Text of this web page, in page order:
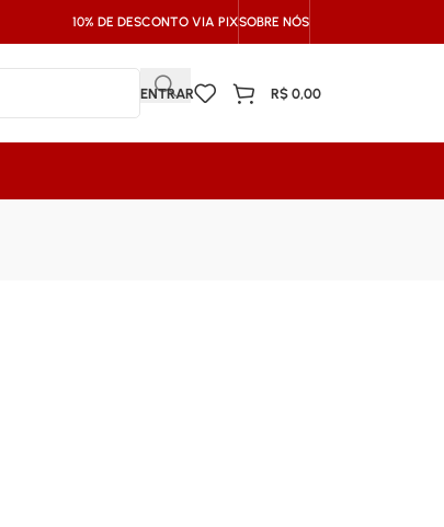
10% DE DESCONTO VIA PIXSOBRE NÓS
ENTRAR R$ 0,00